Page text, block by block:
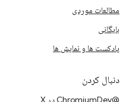
مطالعات موردی
بایگانی
پادکست ها و نمایش ها
دنبال کردن